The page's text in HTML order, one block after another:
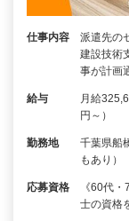
仕事内容
派遣先の
建設技術
事が計画
給与
月給
円～）
勤務地
千葉県船
もあり）
応募資格
《60代
士の資格